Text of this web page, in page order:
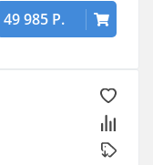
49 985 Р.